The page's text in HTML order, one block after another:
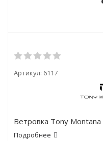
Артикул: 6117
Ветровка Tony Montana
Подробнее